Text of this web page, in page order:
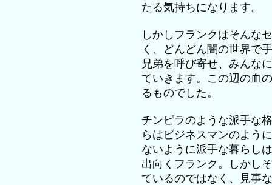
たる気持ちになります。
しかしフランクはそんな
く、どんどん闇の世界で
兄弟を呼び寄せ、みんな
ていきます。この辺の血
るものでした。
チンピラのような派手な
らはビジネスマンのよう
ないように派手な暮らし
出向くフランク。しかし
ているのではなく、見事